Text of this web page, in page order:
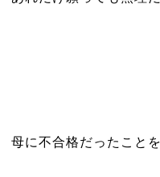
母に不合格だったこと